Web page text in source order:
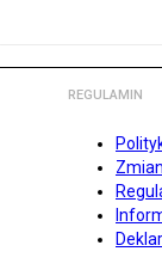
REGULAMIN